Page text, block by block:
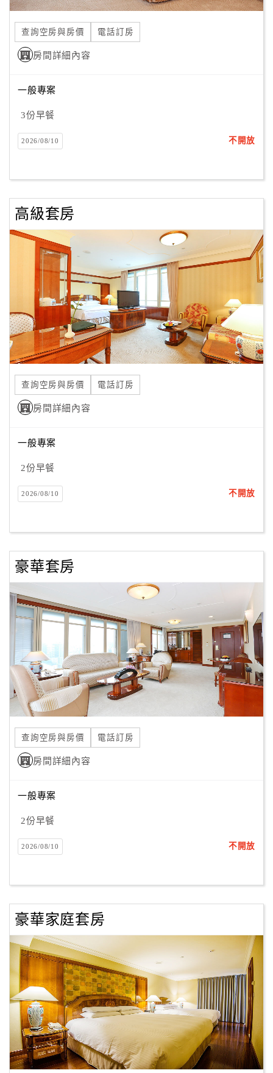
合
作
提
案
店
作
商
合
作
劃
商
品
宣
傳
查詢空房與房價 電話訂房
房間詳細內容
一般專案
3份早餐
2026/08/10 不開放
高級套房
查詢空房與房價 電話訂房
房間詳細內容
一般專案
2份早餐
2026/08/10 不開放
豪華套房
查詢空房與房價 電話訂房
房間詳細內容
一般專案
2份早餐
2026/08/10 不開放
豪華家庭套房